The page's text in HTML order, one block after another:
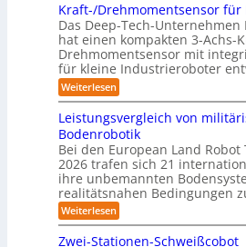
a
x
s
n
a
h
e
A
u
t
o
m
a
f
2
0
2
6
n
g
S
y
s
e
m
m
p
a
t
e
s
3
D
-
S
t
e
r
Kraft-/Drehmomentsensor
Das Deep-Tech-Unternehmen
hat einen kompakten 3-Achs-
Drehmomentsensor mit
für kleine Industrieroboter
Weiterlesen:
K
a
f
t
-
/
D
r
e
h
m
Leistungsvergleich von
Bodenrobotik
Bei den European Land Robot
2026 trafen sich 21
ihre unbemannten
realitätsnahen Bedingungen
Weiterlesen:
L
e
Zwei-Stationen-Schweißcobot